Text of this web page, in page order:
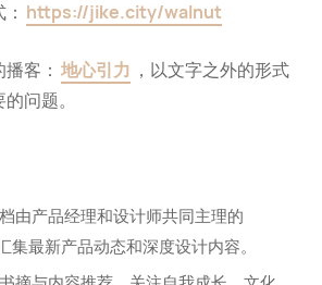
https://jike.city/walnut
客： 地心引力 ，以文字之外的形式
问题。
档由产品经理和设计师共同主理的
最新产品动态和深度设计内容。